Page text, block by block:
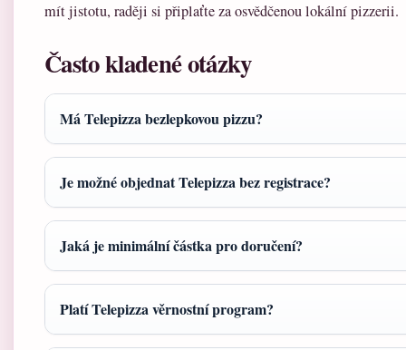
mít jistotu, raději si připlaťte za osvědčenou lokální pizzerii.
Často kladené otázky
Má Telepizza bezlepkovou pizzu?
Je možné objednat Telepizza bez registrace?
Jaká je minimální částka pro doručení?
Platí Telepizza věrnostní program?